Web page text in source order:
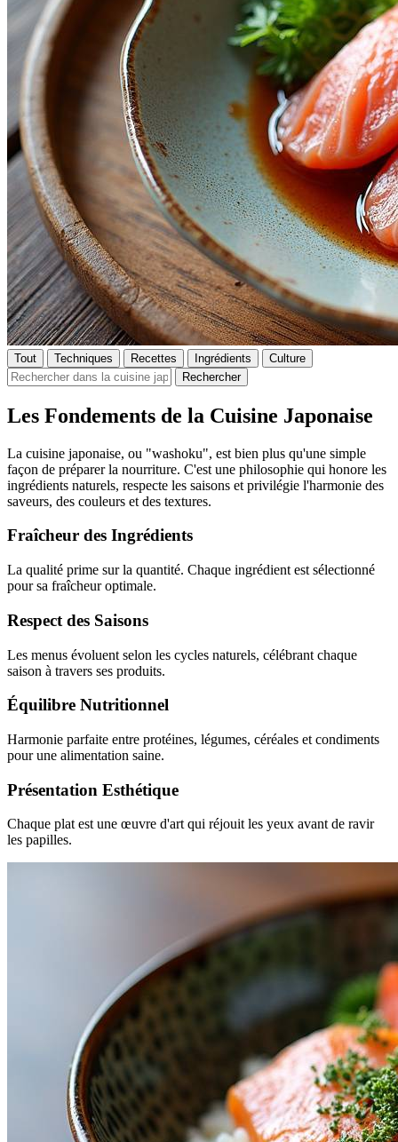
Tout Techniques Recettes Ingrédients
Culture
Rechercher
Les Fondements de la Cuisine Japonaise
La cuisine japonaise, ou "washoku", est bien plus qu'une simple
façon de préparer la nourriture. C'est une philosophie qui honore les
ingrédients naturels, respecte les saisons et privilégie l'harmonie des
saveurs, des couleurs et des textures.
Fraîcheur des Ingrédients
La qualité prime sur la quantité. Chaque ingrédient est sélectionné
pour sa fraîcheur optimale.
Respect des Saisons
Les menus évoluent selon les cycles naturels, célébrant chaque
saison à travers ses produits.
Équilibre Nutritionnel
Harmonie parfaite entre protéines, légumes, céréales et condiments
pour une alimentation saine.
Présentation Esthétique
Chaque plat est une œuvre d'art qui réjouit les yeux avant de ravir
les papilles.